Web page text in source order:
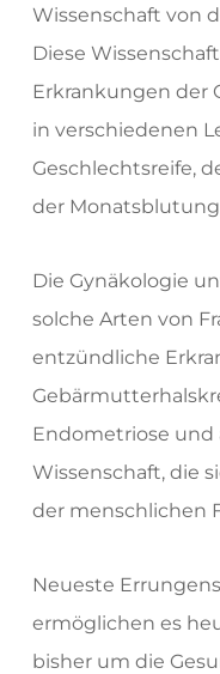
Wissenschaft von
Diese
Erkrankungen der
in verschiedenen
Geschlechtsreife,
der
Die Gynäkologie
solche Arten von
entzündliche
Endometriose und
Wissenschaft, die
der menschlichen
Neueste
ermöglichen es
bisher um die